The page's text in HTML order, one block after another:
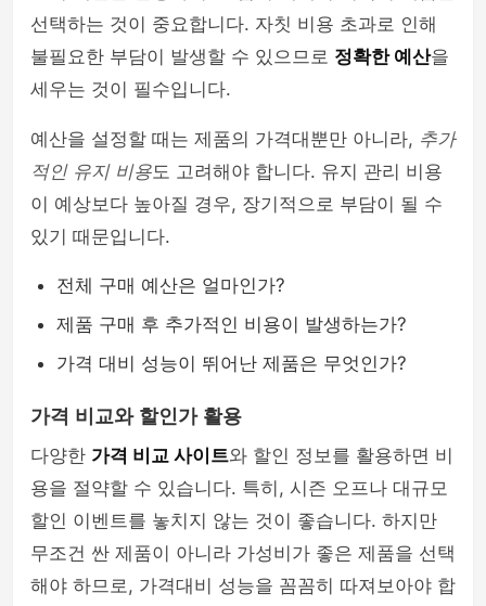
선택하는 것이 중요합니다. 자칫 비용 초과로 인해
불필요한 부담이 발생할 수 있으므로 정확한 예산을
세우는 것이 필수입니다.
예산을 설정할 때는 제품의 가격대뿐만 아니라, 추가
적인 유지 비용도 고려해야 합니다. 유지 관리 비용
이 예상보다 높아질 경우, 장기적으로 부담이 될 수
있기 때문입니다.
전체 구매 예산은 얼마인가?
제품 구매 후 추가적인 비용이 발생하는가?
가격 대비 성능이 뛰어난 제품은 무엇인가?
가격 비교와 할인가 활용
다양한 가격 비교 사이트와 할인 정보를 활용하면 비
용을 절약할 수 있습니다. 특히, 시즌 오프나 대규모
할인 이벤트를 놓치지 않는 것이 좋습니다. 하지만
무조건 싼 제품이 아니라 가성비가 좋은 제품을 선택
해야 하므로, 가격대비 성능을 꼼꼼히 따져보아야 합